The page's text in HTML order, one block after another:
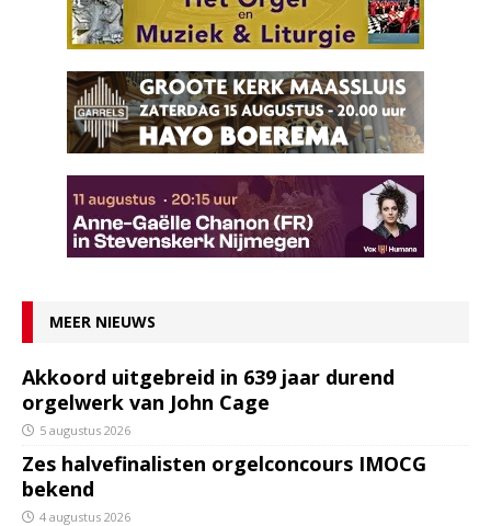
MEER NIEUWS
Akkoord uitgebreid in 639 jaar durend
orgelwerk van John Cage
5 augustus 2026
Zes halvefinalisten orgelconcours IMOCG
bekend
4 augustus 2026